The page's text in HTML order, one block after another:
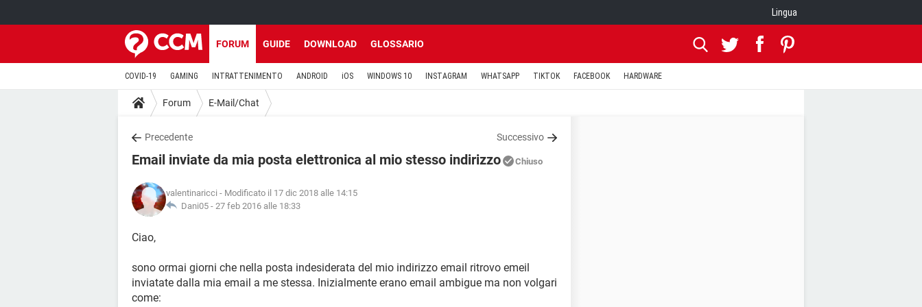
Lingua
FORUM GUIDE DOWNLOAD GLOSSARIO
COVID-19 GAMING INTRATTENIMENTO ANDROID iOS WINDOWS 10 INSTAGRAM WHATSAPP TIKTOK FACEBOOK HARDWARE
Forum E-Mail/Chat
Precedente Successivo
Email inviate da mia posta elettronica al mio stesso indirizzo Chiuso
valentinaricci - Modificato il 17 dic 2018 alle 14:15
Dani05 - 27 feb 2016 alle 18:33
Ciao,
sono ormai giorni che nella posta indesiderata del mio indirizzo email ritrovo emeil
inviatate dalla mia email a me stessa. Inizialmente erano email ambigue ma non volgari
come: